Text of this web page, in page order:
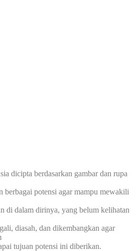
dicipta berdasarkan gambar dan rupa
berbagai potensi agar mampu mewakili
di dalam dirinya, yang belum kelihatan
diasah, dan dikembangkan agar
tujuan potensi ini diberikan.